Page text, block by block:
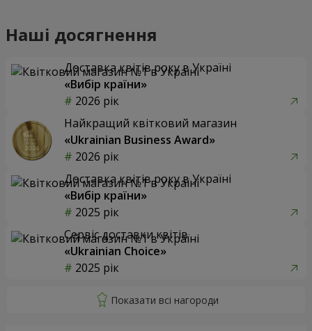
Наші досягнення
Доставка квітів року в Україні
«Вибір країни»
2026 рік
Найкращий квітковий магазин
«Ukrainian Business Award»
2026 рік
Доставка квітів року в Україні
«Вибір країни»
2025 рік
Сервіс доставки квітів
«Ukrainian Choice»
2025 рік